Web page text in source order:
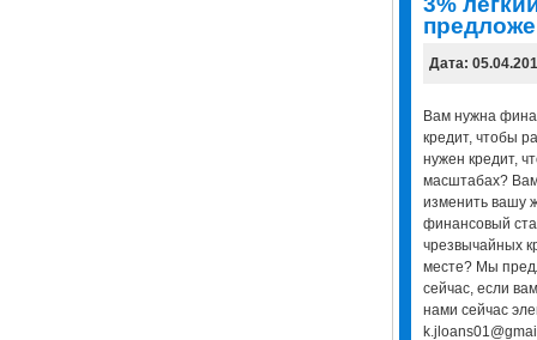
Дата:
Вам нужна
кредит, чтобы
нужен кредит,
масштабах?
изменить вашу
финансовый
чрезвычайных
месте? Мы
сейчас, если
нами сейчас